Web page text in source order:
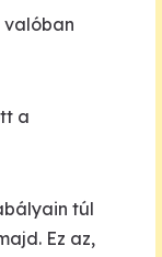
valóban
a
túl
Ez az,